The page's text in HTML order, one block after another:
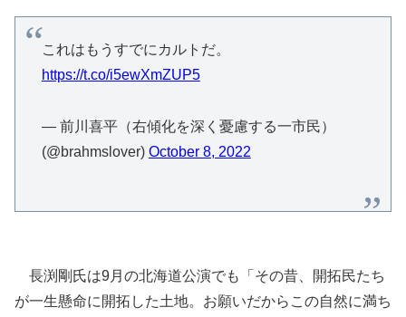
これはもうすでにカルトだ。
https://t.co/i5ewXmZUP5
— 前川喜平（右傾化を深く憂慮する一市民）
(@brahmslover) October 8, 2022
長渕剛氏は9月の北海道公演でも「その昔、開拓民たち
が一生懸命に開拓した土地。お願いだからこの自然に満ち